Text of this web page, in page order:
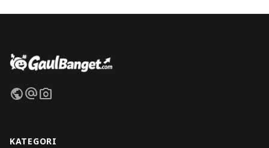
publicalternate_emailphoto_camera
KATEGORI